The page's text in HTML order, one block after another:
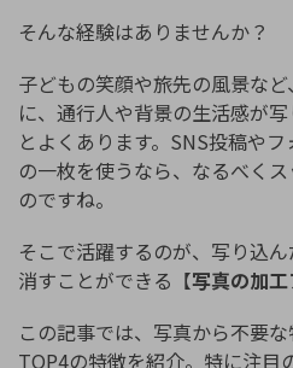
そんな経験はありませんか？
子どもの笑顔や旅先の風景な
に、通行人や背景の生活感が
とよくあります。SNS投稿や
の一枚を使うなら、なるべく
のですね。
そこで活躍するのが、写り込
消すことができる【写真の加工
この記事では、写真から不要
TOP4の特徴を紹介。特に注目